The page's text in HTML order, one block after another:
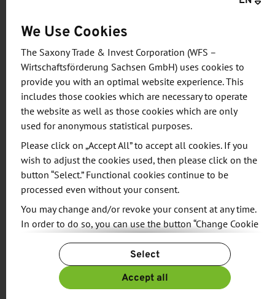
Agenda
Teilen Sie bis 31. Januar 2024 Ihre Idee für
einen Prototypen oder eine
Produktweiterentwicklung mit.
12. - 14. März 2024 - Prototyping:In drei Tagen
entwickeln Sie gemeinsam mit Ihren
Kooperationspartnern einen ersten Prototypen.
Innovationsspezialisten des Smart Systems
Hubs das multidisziplinäre Team durch den
Prozess.​
We Use Cookies
The Saxony Trade & Invest Corporation (WFS –
Wirtschaftsförderung Sachsen GmbH) uses cookies to
provide you with an optimal website experience. This
includes those cookies which are necessary to operate
the website as well as those cookies which are only
used for anonymous statistical purposes.
Please click on „Accept All” to accept all cookies. If you
wish to adjust the cookies used, then please click on the
button “Select.” Functional cookies continue to be
processed even without your consent.
You may change and/or revoke your consent at any time.
In order to do so, you can use the button “Change Cookie
For more information, please see our
Privacy Policy.
Additional information can be found in our
Imprint
Select
Accept all